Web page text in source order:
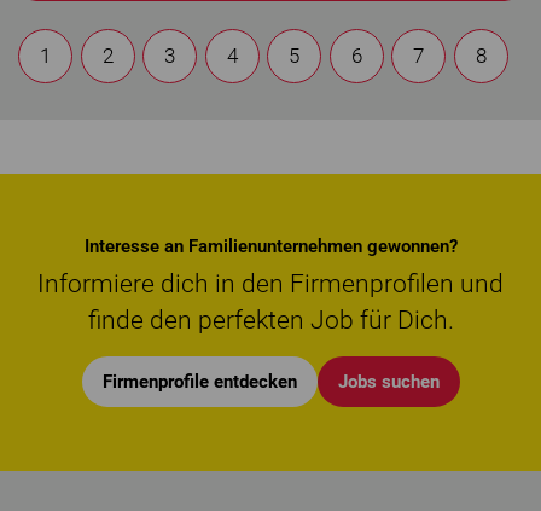
1 2 3 4 5 6 7 8
Interesse an Familienunternehmen gewonnen?
Informiere dich in den Firmenprofilen und
finde den perfekten Job für Dich.
Firmenprofile entdecken Jobs suchen